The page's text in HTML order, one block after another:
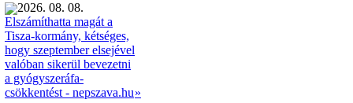
2026. 08. 08.
Elszámíthatta magát a
Tisza-kormány, kétséges,
hogy szeptember elsejével
valóban sikerül bevezetni
a gyógyszeráfa-
csökkentést - nepszava.hu»